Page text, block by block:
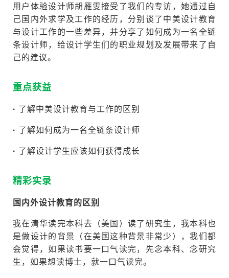
用户体验设计师胡雁雯接受了我们的专访，她通过自
己国内外求学及工作的经历，分别谈了中美设计教育
与设计工作的一些差异，并分享了如何成为一名全链
条设计师，给设计学生们的职业规划及发展带来了自
己的建议。
重点获益
· 了解中美设计教育与工作的区别
· 了解如何成为一名全链条设计师
· 了解设计学生应该如何获得成长
精彩实录
国内外设计教育的区别
我在清华读完本科去（美国）读了研究生，我本科也
是做设计的背景（在美国这种背景非常少），我们都
会觉得，如果读书要一口气读完，先念本科、念研究
生，如果想读博士，就一口气读完。